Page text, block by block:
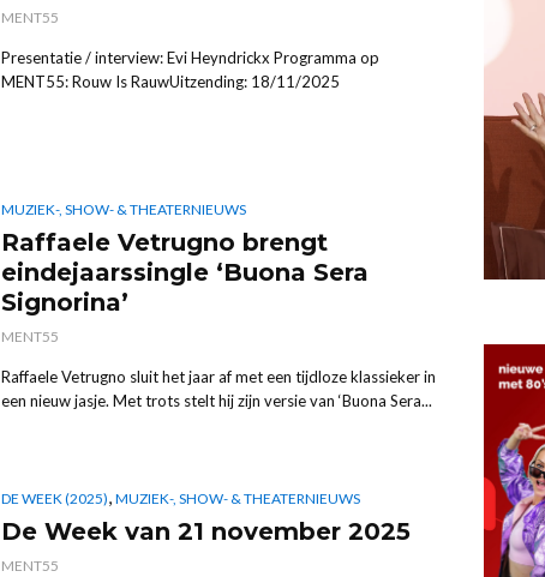
MENT55
Presentatie / interview: Evi Heyndrickx Programma op
MENT55: Rouw Is RauwUitzending: 18/11/2025
MUZIEK-, SHOW- & THEATERNIEUWS
Raffaele Vetrugno brengt
eindejaarssingle ‘Buona Sera
Signorina’
MENT55
Raffaele Vetrugno sluit het jaar af met een tijdloze klassieker in
een nieuw jasje. Met trots stelt hij zijn versie van ‘Buona Sera...
DE WEEK (2025), MUZIEK-, SHOW- & THEATERNIEUWS
De Week van 21 november 2025
MENT55